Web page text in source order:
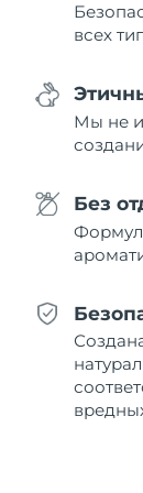
всех
Мы не
Без
Новая
Норвегия
Оман
Польша